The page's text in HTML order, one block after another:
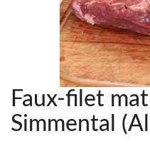
Faux-filet
Simmental